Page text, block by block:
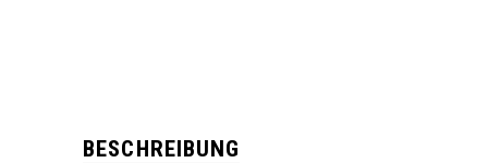
BESCHREIBUNG